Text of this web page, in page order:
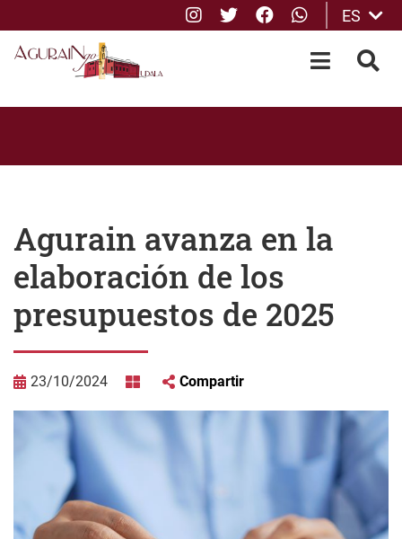
Instagram
TwitterFacebook
whatsApp
ES
OPEN-
Agurain avanza en la
elaboración de los
presupuestos de 2025
23/10/2024 Compartir